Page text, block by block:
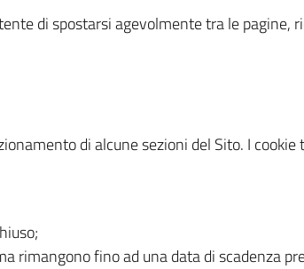
di spostarsi agevolmente tra le pagine,
di alcune sezioni del Sito. I
rimangono fino ad una data di scadenza